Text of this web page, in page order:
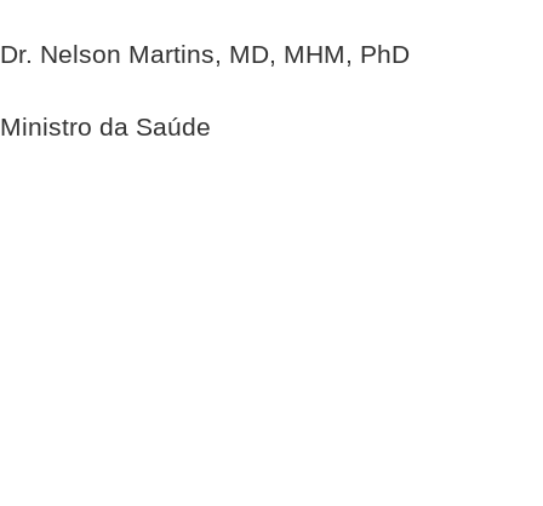
Dr. Nelson Martins, MD, MHM, PhD
Ministro da Saúde